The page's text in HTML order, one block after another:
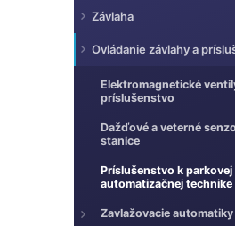
n
ý
p
g
ó
r
Závlaha
Ovládanie závlahy a
Elektromagnetické
príslušenstvo
Dažďové a veterné
stanice
Príslušenstvo k parkovej
automatizačnej technike
Zavlažovacie